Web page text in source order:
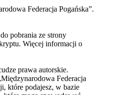
Federacja Pogańska”.
pobrania ze strony
Więcej informacji o
prawa autorskie.
Federacja
które podajesz, w bazie